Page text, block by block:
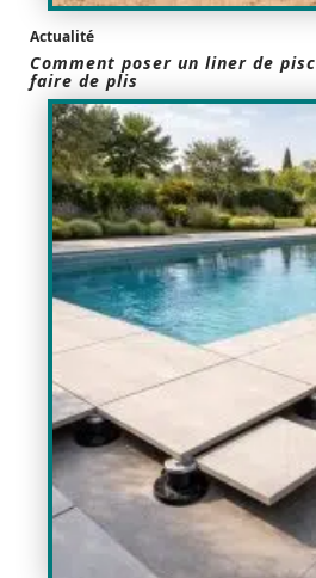
Actualité
Comment poser un liner de
faire de plis